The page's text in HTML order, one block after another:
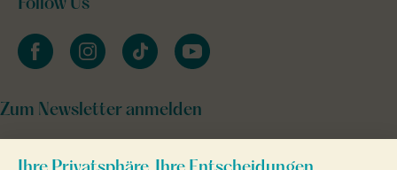
Follow Us
facebookinstagramtiktok youtube
Zum Newsletter anmelden